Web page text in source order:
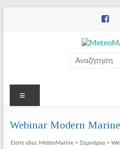
MeteoMarine
Webinar Modern
Είστε εδώ: MeteoMarine >Σεμινάρια >